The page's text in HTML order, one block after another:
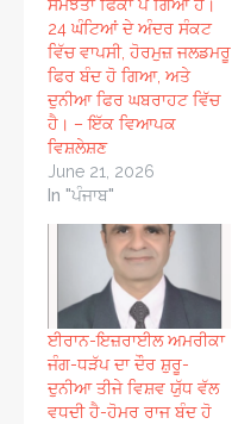
ਸਮਝੌਤਾ ਫਿੱਕਾ ਪੈ ਗਿਆ ਹੈ।
24 ਘੰਟਿਆਂ ਦੇ ਅੰਦਰ ਸੰਕਟ
ਵਿੱਚ ਵਾਪਸੀ, ਹੋਰਮੁਜ਼ ਜਲਡਮਰੂ
ਫਿਰ ਬੰਦ ਹੋ ਗਿਆ, ਅਤੇ
ਦੁਨੀਆ ਫਿਰ ਘਬਰਾਹਟ ਵਿੱਚ
ਹੈ। – ਇੱਕ ਵਿਆਪਕ
ਵਿਸ਼ਲੇਸ਼ਣ
June 21, 2026
In "ਪੰਜਾਬ"
ਈਰਾਨ-ਇਜ਼ਰਾਈਲ ਅਮਰੀਕਾ
ਜੰਗ-ਧੜੱਪ ਦਾ ਦੌਰ ਸ਼ੁਰੂ-
ਦੁਨੀਆ ਤੀਜੇ ਵਿਸ਼ਵ ਯੁੱਧ ਵੱਲ
ਵਧਦੀ ਹੈ-ਹੋਮਰ ਰਾਜ ਬੰਦ ਹੋ